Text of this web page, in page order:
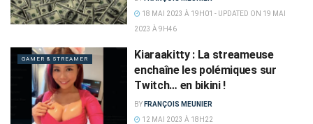
18 MAI 2023 À 19H01 - UPDATED ON 19 MAI
2023 À 9H46
GAMER & STREAMER
Kiaraakitty : La streameuse
enchaîne les polémiques sur
Twitch… en bikini !
BY FRANÇOIS MEUNIER
12 MAI 2023 À 18H22